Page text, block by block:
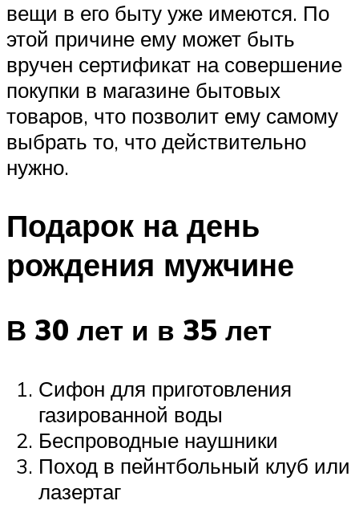
вещи в его быту уже имеются. По
этой причине ему может быть
вручен сертификат на совершение
покупки в магазине бытовых
товаров, что позволит ему самому
выбрать то, что действительно
нужно.
Подарок на день
рождения мужчине
В 30 лет и в 35 лет
Сифон для приготовления
газированной воды
Беспроводные наушники
Поход в пейнтбольный клуб или
лазертаг